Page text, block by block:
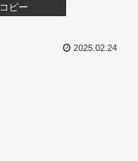
コピー
2025.02.24